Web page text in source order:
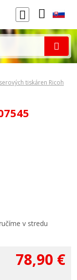
tiskáren Ricoh
v stredu
78,90 €